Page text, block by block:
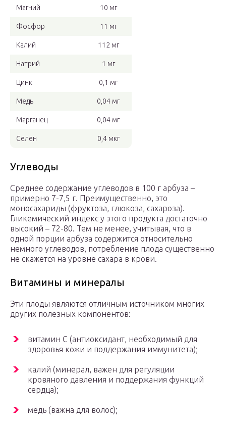
Магний 10 мг
Фосфор 11 мг
Калий 112 мг
Натрий 1 мг
Цинк 0,1 мг
Медь 0,04 мг
Марганец 0,04 мг
Селен 0,4 мкг
Углеводы
Среднее содержание углеводов в 100 г арбуза –
примерно 7-7,5 г. Преимущественно, это
моносахариды (фруктоза, глюкоза, сахароза).
Гликемический индекс у этого продукта достаточно
высокий – 72-80. Тем не менее, учитывая, что в
одной порции арбуза содержится относительно
немного углеводов, потребление плода существенно
не скажется на уровне сахара в крови.
Витамины и минералы
Эти плоды являются отличным источником многих
других полезных компонентов:
витамин С (антиоксидант, необходимый для
здоровья кожи и поддержания иммунитета);
калий (минерал, важен для регуляции
кровяного давления и поддержания функций
сердца);
медь (важна для волос);